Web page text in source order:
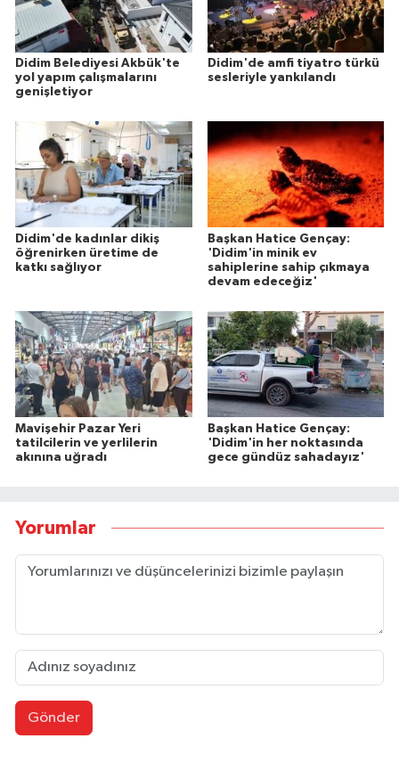
Didim Belediyesi Akbük'te
yol yapım çalışmalarını
genişletiyor
Didim'de amfi tiyatro türkü
sesleriyle yankılandı
Didim'de kadınlar dikiş
öğrenirken üretime de
katkı sağlıyor
Başkan Hatice Gençay:
'Didim'in minik ev
sahiplerine sahip çıkmaya
devam edeceğiz'
Mavişehir Pazar Yeri
tatilcilerin ve yerlilerin
akınına uğradı
Başkan Hatice Gençay:
'Didim'in her noktasında
gece gündüz sahadayız'
Yorumlar
Gönder